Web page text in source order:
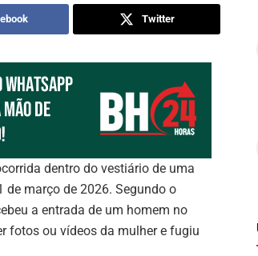
Twitter
dentro do vestiário de uma
de março de 2026. Segundo o
a entrada de um homem no
fotos ou vídeos da mulher e fugiu